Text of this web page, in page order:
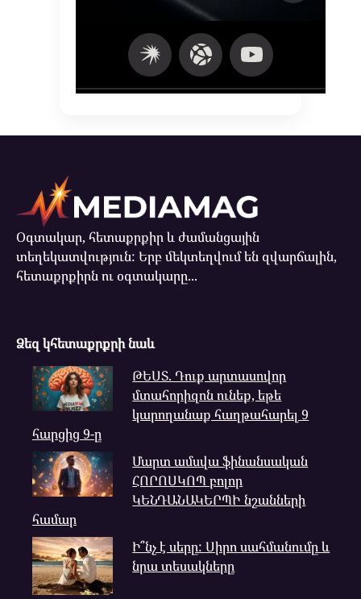
Օգտակար, հետաքրքիր և ժամանցային
տեղեկատվություն: Երբ մեկտեղվում են զվարճալին,
հետաքրքիրն ու օգտակարը...
Ձեզ կհետաքրքրի նաև
ԹԵՍՏ. Դուք արտասովոր
մտահորիզոն ունեք, եթե
կարողանաք հաղթահարել 9
հարցից 9-ը
Մարտ ամսվա ֆինանսական
ՀՈՐՈՍԿՈՊ բոլոր
ԿԵՆԴԱՆԱԿԵՐՊԻ նշանների
համար
Ի՞նչ է սերը: Սիրո սահմանումը և
նրա տեսակները